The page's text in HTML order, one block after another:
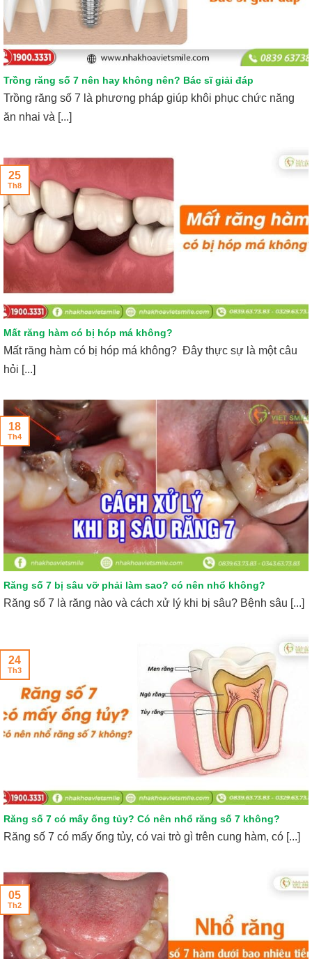
Trồng răng số 7 nên hay không nên? Bác sĩ giải đáp
Trồng răng số 7 là phương pháp giúp khôi phục chức năng
ăn nhai và [...]
Mất răng hàm có bị hóp má không?
Mất răng hàm có bị hóp má không? Đây thực sự là một câu
hỏi [...]
25
Th8
Răng số 7 bị sâu vỡ phải làm sao? có nên nhổ không?
Răng số 7 là răng nào và cách xử lý khi bị sâu? Bệnh sâu [...]
18
Th4
Răng số 7 có mấy ống tủy? Có nên nhổ răng số 7 không?
Răng số 7 có mấy ống tủy, có vai trò gì trên cung hàm, có [...]
24
Th3
05
Th2